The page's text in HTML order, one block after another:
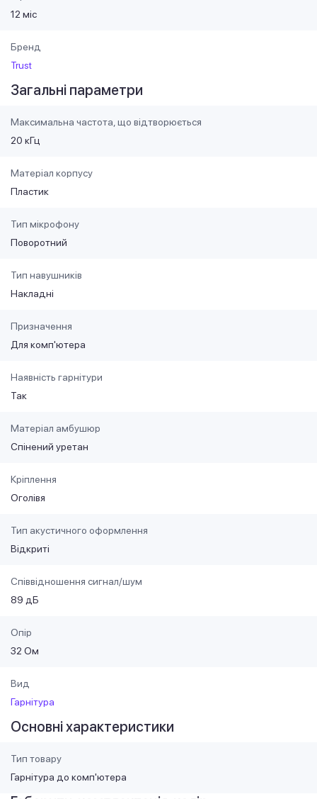
12 міс
Бренд
Trust
Загальні параметри
Максимальна частота, що відтворюється
20 кГц
Матеріал корпусу
Пластик
Тип мікрофону
Поворотний
Тип навушників
Накладні
Призначення
Для комп'ютера
Наявність гарнітури
Так
Матеріал амбушюр
Спінений уретан
Кріплення
Оголівя
Тип акустичного оформлення
Відкриті
Співвідношення сигнал/шум
89 дБ
Опір
32 Ом
Вид
Гарнітура
Основні характеристики
Тип товару
Гарнітура до комп'ютера